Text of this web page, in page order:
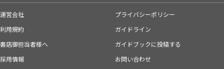
運営会社
プライバシーポリシー
利用規約
ガイドライン
書店御担当者様へ
ガイドブックに投稿する
採用情報
お問い合わせ